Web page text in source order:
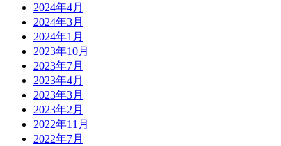
2024年4月
2024年3月
2024年1月
2023年10月
2023年7月
2023年4月
2023年3月
2023年2月
2022年11月
2022年7月